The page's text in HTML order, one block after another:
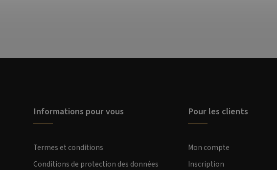
Informations pour vous
Termes et conditions
Conditions de protection des données
Pour les clients
Mon compte
Inscription